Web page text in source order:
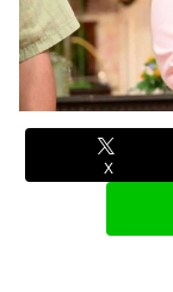
X